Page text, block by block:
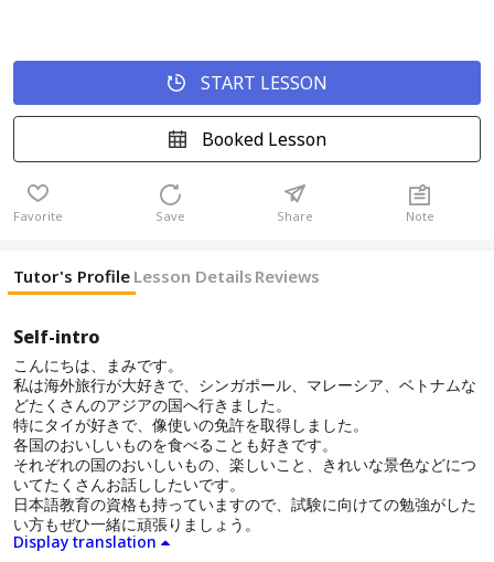
START LESSON
Booked Lesson
Favorite Save Share Note
Tutor's Profile Lesson Details Reviews
Self-intro
こんにちは、まみです。
私は海外旅行が大好きで、シンガポール、マレーシア、ベトナムな
どたくさんのアジアの国へ行きました。
特にタイが好きで、像使いの免許を取得しました。
各国のおいしいものを食べることも好きです。
それぞれの国のおいしいもの、楽しいこと、きれいな景色などにつ
いてたくさんお話ししたいです。
日本語教育の資格も持っていますので、試験に向けての勉強がした
い方もぜひ一緒に頑張りましょう。
Display translation